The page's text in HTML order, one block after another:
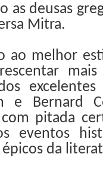
as deusas
Mitra.
ao melhor
e Bernard
pitada
eventos
épicos da